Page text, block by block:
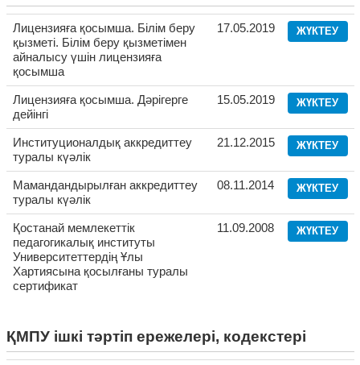
Лицензияға қосымша. Білім беру
қызметі. Білім беру қызметімен
айналысу үшін лицензияға
қосымша
17.05.2019 ЖҮКТЕУ
Лицензияға қосымша. Дәрігерге
дейінгі
15.05.2019 ЖҮКТЕУ
Институционалдық аккредиттеу
туралы күәлік
21.12.2015 ЖҮКТЕУ
Мамандандырылған аккредиттеу
туралы күәлік
08.11.2014 ЖҮКТЕУ
Қостанай мемлекеттік
педагогикалық институты
Университеттердің Ұлы
Хартиясына қосылғаны туралы
сертификат
11.09.2008 ЖҮКТЕУ
ҚМПУ ішкі тәртіп ережелері, кодекстері